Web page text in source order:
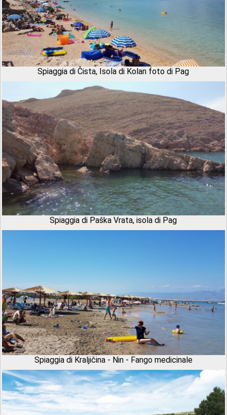
Spiaggia di Čista, Isola di Kolan foto di Pag
Spiaggia di Paška Vrata, isola di Pag
Spiaggia di Kraljičina - Nin - Fango medicinale